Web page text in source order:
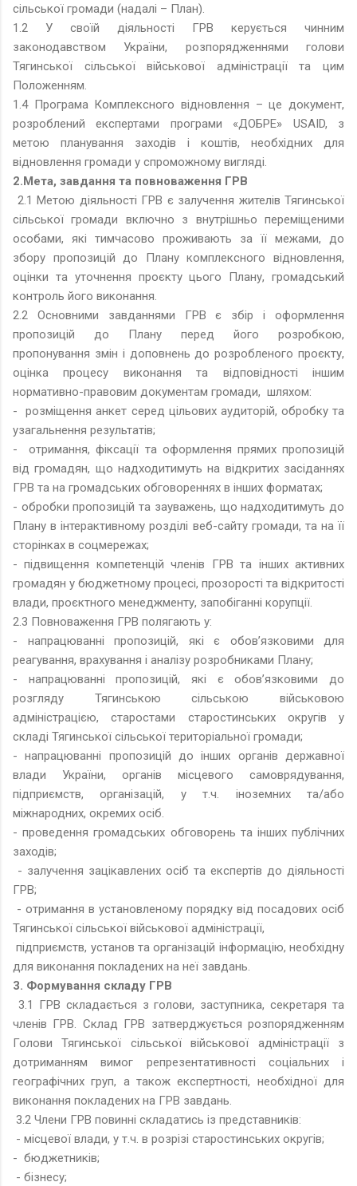
сільської громади (надалі – План).
1.2 У своїй діяльності ГРВ керується чинним
законодавством України, розпорядженнями голови
Тягинської сільської військової адміністрації та цим
Положенням.
1.4 Програма Комплексного відновлення – це документ,
розроблений експертами програми «ДОБРЕ» USAID, з
метою планування заходів і коштів, необхідних для
відновлення громади у спроможному вигляді.
2.Мета, завдання та повноваження ГРВ
2.1 Метою діяльності ГРВ є залучення жителів Тягинської
сільської громади включно з внутрішньо переміщеними
особами, які тимчасово проживають за її межами, до
збору пропозицій до Плану комплексного відновлення,
оцінки та уточнення проєкту цього Плану, громадський
контроль його виконання.
2.2 Основними завданнями ГРВ є збір і оформлення
пропозицій до Плану перед його розробкою,
пропонування змін і доповнень до розробленого проєкту,
оцінка процесу виконання та відповідності іншим
нормативно-правовим документам громади, шляхом:
- розміщення анкет серед цільових аудиторій, обробку та
узагальнення результатів;
- отримання, фіксації та оформлення прямих пропозицій
від громадян, що надходитимуть на відкритих засіданнях
ГРВ та на громадських обговореннях в інших форматах;
- обробки пропозицій та зауважень, що надходитимуть до
Плану в інтерактивному розділі веб-сайту громади, та на її
сторінках в соцмережах;
- підвищення компетенцій членів ГРВ та інших активних
громадян у бюджетному процесі, прозорості та відкритості
влади, проєктного менеджменту, запобіганні корупції.
2.3 Повноваження ГРВ полягають у:
- напрацюванні пропозицій, які є обов’язковими для
реагування, врахування і аналізу розробниками Плану;
- напрацюванні пропозицій, які є обов’язковими до
розгляду Тягинською сільською військовою
адміністрацією, старостами старостинських округів у
складі Тягинської сільської територіальної громади;
- напрацюванні пропозицій до інших органів державної
влади України, органів місцевого самоврядування,
підприємств, організацій, у т.ч. іноземних та/або
міжнародних, окремих осіб.
- проведення громадських обговорень та інших публічних
заходів;
- залучення зацікавлених осіб та експертів до діяльності
ГРВ;
- отримання в установленому порядку від посадових осіб
Тягинської сільської військової адміністрації,
підприємств, установ та організацій інформацію, необхідну
для виконання покладених на неї завдань.
3. Формування складу ГРВ
3.1 ГРВ складається з голови, заступника, секретаря та
членів ГРВ. Склад ГРВ затверджується розпорядженням
Голови Тягинської сільської військової адміністрації з
дотриманням вимог репрезентативності соціальних і
географічних груп, а також експертності, необхідної для
виконання покладених на ГРВ завдань.
3.2 Члени ГРВ повинні складатись із представників:
- місцевої влади, у т.ч. в розрізі старостинських округів;
- бюджетників;
- бізнесу;